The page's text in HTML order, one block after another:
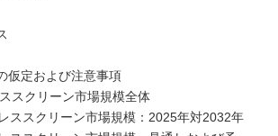
仮定および注意事項
スクリーン市場規模全体
ススクリーン市場規模：2025年対2032年